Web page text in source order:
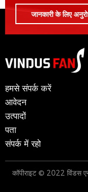
जानकारी के लिए
हमसे संपर्क करें
आवेदन
उत्पादों
पता
संपर्क में रहो
कॉपीराइट © 2022 विंडस